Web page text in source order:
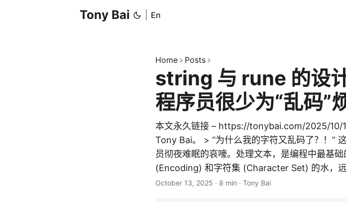
Tony Bai En
Home Posts
string 与 rune 的设
程序员很少为“乱码”
本文永久链接 – https://tonybai.com/2025/
Tony Bai。 > “为什么我的字符又乱码了？！”
员彻夜难眠的哀嚎。处理文本，是编程中最基
(Encoding) 和字符集 (Character Set) 的水，
October 13, 2025 · 8 min · Tony Bai